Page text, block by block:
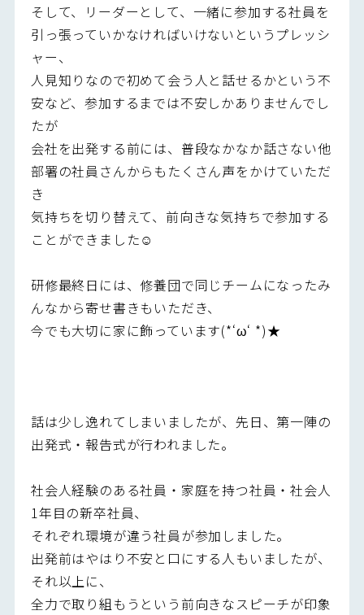
そして、リーダーとして、一緒に参加する社員を
引っ張っていかなければいけないというプレッシ
ャー、
人見知りなので初めて会う人と話せるかという不
安など、参加するまでは不安しかありませんでし
たが
会社を出発する前には、普段なかなか話さない他
部署の社員さんからもたくさん声をかけていただ
き
気持ちを切り替えて、前向きな気持ちで参加する
ことができました☺
研修最終日には、修養団で同じチームになったみ
んなから寄せ書きもいただき、
今でも大切に家に飾っています(*‘ω‘ *)★
話は少し逸れてしまいましたが、先日、第一陣の
出発式・報告式が行われました。
社会人経験のある社員・家庭を持つ社員・社会人
1年目の新卒社員、
それぞれ環境が違う社員が参加しました。
出発前はやはり不安と口にする人もいましたが、
それ以上に、
全力で取り組もうという前向きなスピーチが印象